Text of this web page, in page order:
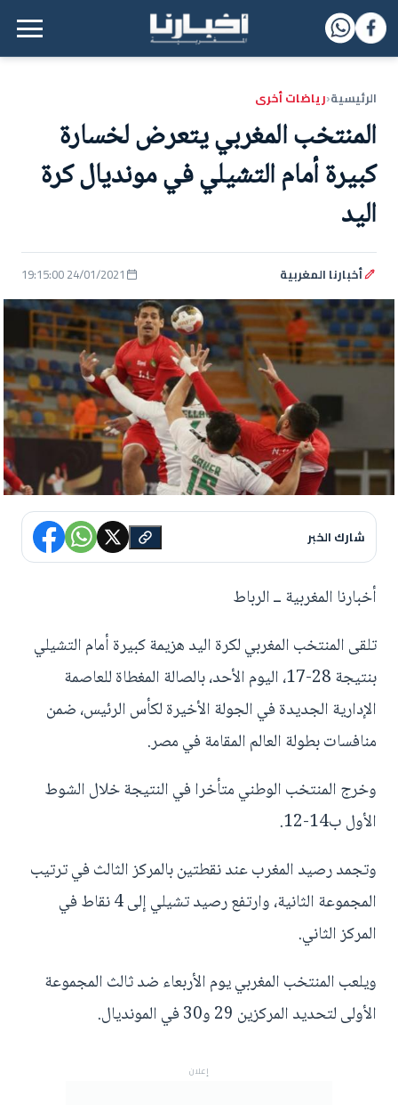
القائمة الرئيسية
الرئيسية‹رياضات أخرى
المنتخب المغربي يتعرض لخسارة
كبيرة أمام التشيلي في مونديال كرة
اليد
أخبارنا المغربية 24/01/2021 19:15:00
شارك الخبر
أخبارنا المغربية ــ الرباط
تلقى المنتخب المغربي لكرة اليد هزيمة كبيرة أمام التشيلي
بنتيجة 28-17، اليوم الأحد، بالصالة المغطاة للعاصمة
الإدارية الجديدة في الجولة الأخيرة لكأس الرئيس، ضمن
منافسات بطولة العالم المقامة في مصر.
وخرج المنتخب الوطني متأخرا في النتيجة خلال الشوط
الأول ب14-12.
وتجمد رصيد المغرب عند نقطتين بالمركز الثالث في ترتيب
المجموعة الثانية، وارتفع رصيد تشيلي إلى 4 نقاط في
المركز الثاني.
ويلعب المنتخب المغربي يوم الأربعاء ضد ثالث المجموعة
الأولى لتحديد المركزين 29 و30 في المونديال.
إعلان